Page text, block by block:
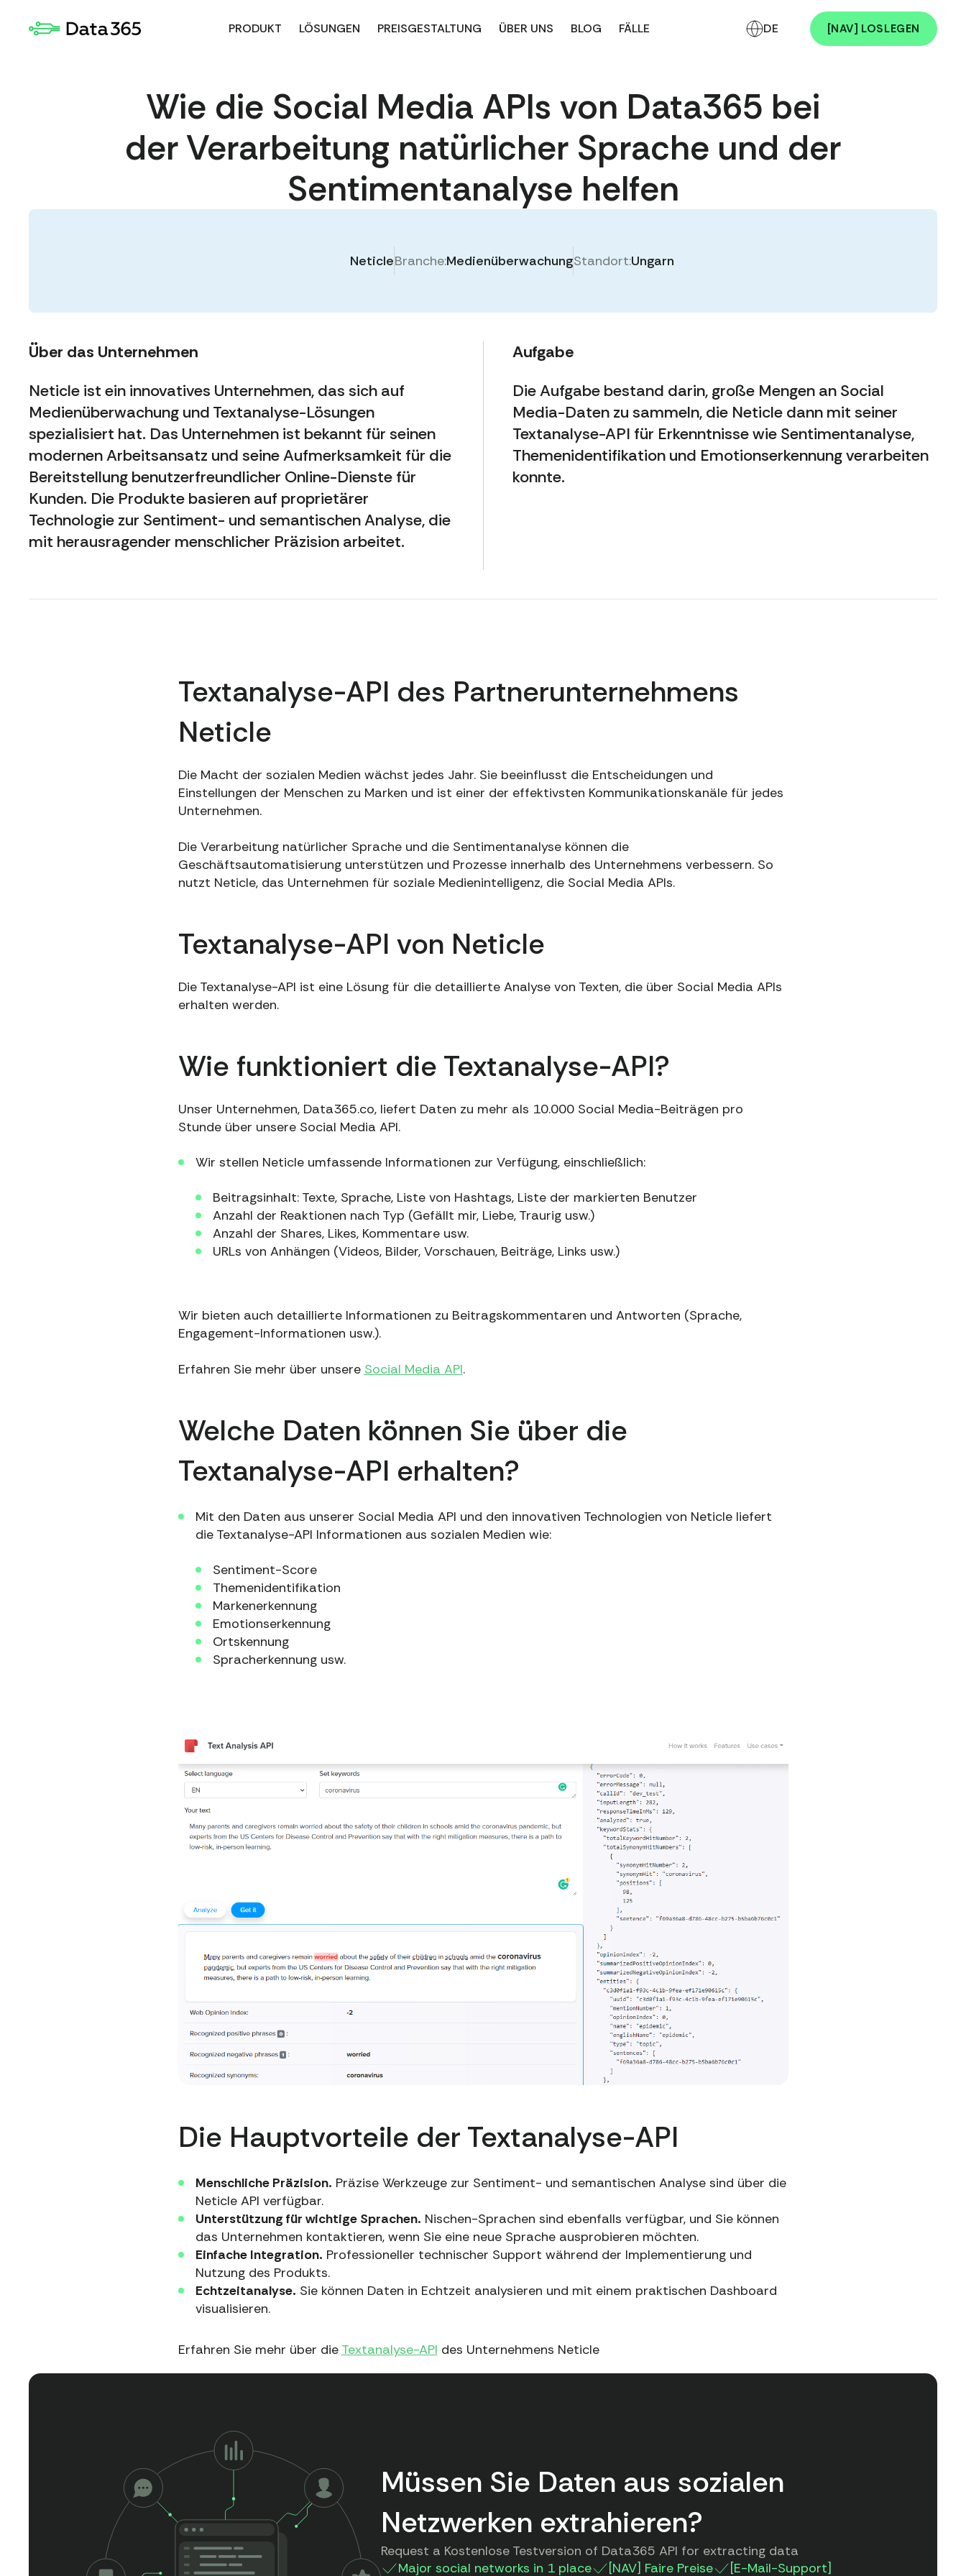
Wie die Social Media APIs von Data365 bei
der Verarbeitung natürlicher Sprache und der
Sentimentanalyse helfen
NeticleBranche:MedienüberwachungStandort:Ungarn
Über das Unternehmen
Neticle ist ein innovatives Unternehmen, das sich auf
Medienüberwachung und Textanalyse-Lösungen
spezialisiert hat. Das Unternehmen ist bekannt für seinen
modernen Arbeitsansatz und seine Aufmerksamkeit für die
Bereitstellung benutzerfreundlicher Online-Dienste für
Kunden. Die Produkte basieren auf proprietärer
Technologie zur Sentiment- und semantischen Analyse, die
mit herausragender menschlicher Präzision arbeitet.
Aufgabe
Die Aufgabe bestand darin, große Mengen an Social
Media-Daten zu sammeln, die Neticle dann mit seiner
Textanalyse-API für Erkenntnisse wie Sentimentanalyse,
Themenidentifikation und Emotionserkennung verarbeiten
konnte.
Textanalyse-API des Partnerunternehmens
Neticle
Die Macht der sozialen Medien wächst jedes Jahr. Sie beeinflusst die Entscheidungen und
Einstellungen der Menschen zu Marken und ist einer der effektivsten Kommunikationskanäle für jedes
Unternehmen.
Die Verarbeitung natürlicher Sprache und die Sentimentanalyse können die
Geschäftsautomatisierung unterstützen und Prozesse innerhalb des Unternehmens verbessern. So
nutzt Neticle, das Unternehmen für soziale Medienintelligenz, die Social Media APIs.
Textanalyse-API von Neticle
Die Textanalyse-API ist eine Lösung für die detaillierte Analyse von Texten, die über Social Media APIs
erhalten werden.
Wie funktioniert die Textanalyse-API?
Unser Unternehmen, Data365.co, liefert Daten zu mehr als 10.000 Social Media-Beiträgen pro
Stunde über unsere Social Media API.
Wir stellen Neticle umfassende Informationen zur Verfügung, einschließlich:
Beitragsinhalt: Texte, Sprache, Liste von Hashtags, Liste der markierten Benutzer
Anzahl der Reaktionen nach Typ (Gefällt mir, Liebe, Traurig usw.)
Anzahl der Shares, Likes, Kommentare usw.
URLs von Anhängen (Videos, Bilder, Vorschauen, Beiträge, Links usw.)
Wir bieten auch detaillierte Informationen zu Beitragskommentaren und Antworten (Sprache,
Engagement-Informationen usw.).
Erfahren Sie mehr über unsere Social Media API.
Welche Daten können Sie über die
Textanalyse-API erhalten?
Mit den Daten aus unserer Social Media API und den innovativen Technologien von Neticle liefert
die Textanalyse-API Informationen aus sozialen Medien wie:
Sentiment-Score
Themenidentifikation
Markenerkennung
Emotionserkennung
Ortskennung
Spracherkennung usw.
Die Hauptvorteile der Textanalyse-API
Menschliche Präzision. Präzise Werkzeuge zur Sentiment- und semantischen Analyse sind über die
Neticle API verfügbar.
Unterstützung für wichtige Sprachen. Nischen-Sprachen sind ebenfalls verfügbar, und Sie können
das Unternehmen kontaktieren, wenn Sie eine neue Sprache ausprobieren möchten.
Einfache Integration. Professioneller technischer Support während der Implementierung und
Nutzung des Produkts.
Echtzeitanalyse. Sie können Daten in Echtzeit analysieren und mit einem praktischen Dashboard
visualisieren.
Erfahren Sie mehr über die Textanalyse-API des Unternehmens Neticle
Müssen Sie Daten aus sozialen
Netzwerken extrahieren?
Request a Kostenlose Testversion of Data365 API for extracting data
Major social networks in 1 place
[NAV] Faire Preise [E-Mail-Support]
PRODUKT LÖSUNGEN PREISGESTALTUNG ÜBER UNS BLOG FÄLLE DE [NAV] LOSLEGEN